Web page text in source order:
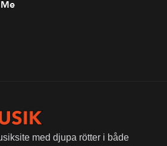
med djupa rötter i både